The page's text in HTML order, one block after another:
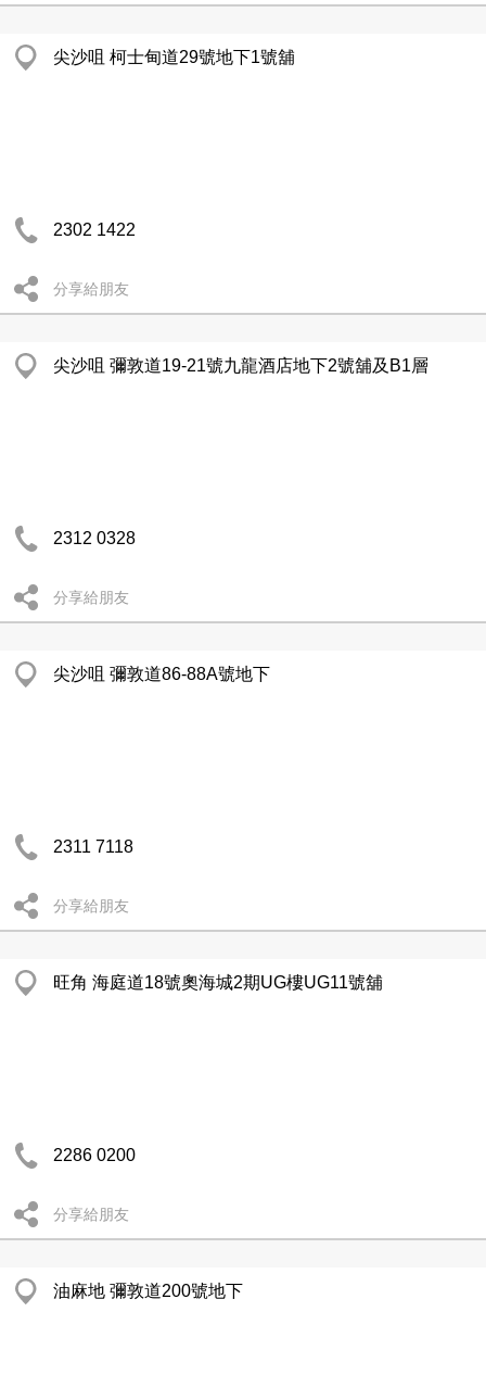
尖沙咀 柯士甸道29號地下1號舖
2302 1422
分享給朋友
尖沙咀 彌敦道19-21號九龍酒店地下2號舖及B1層
2312 0328
分享給朋友
尖沙咀 彌敦道86-88A號地下
2311 7118
分享給朋友
旺角 海庭道18號奧海城2期UG樓UG11號舖
2286 0200
分享給朋友
油麻地 彌敦道200號地下